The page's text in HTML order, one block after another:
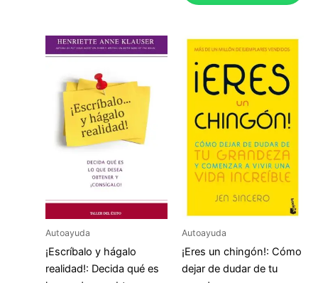
Autoayuda
¡Escríbalo y hágalo
realidad!: Decida qué es
Autoayuda
¡Eres un chingón!: Cómo
dejar de dudar de tu